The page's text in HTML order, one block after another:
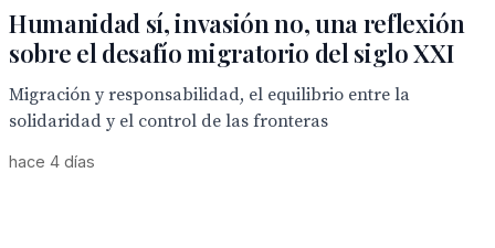
Humanidad sí, invasión no, una reflexión
sobre el desafío migratorio del siglo XXI
Migración y responsabilidad, el equilibrio entre la
solidaridad y el control de las fronteras
hace 4 días